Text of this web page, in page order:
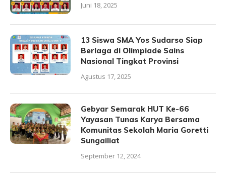
Juni 18, 2025
13 Siswa SMA Yos Sudarso Siap
Berlaga di Olimpiade Sains
Nasional Tingkat Provinsi
Agustus 17, 2025
Gebyar Semarak HUT Ke-66
Yayasan Tunas Karya Bersama
Komunitas Sekolah Maria Goretti
Sungailiat
September 12, 2024